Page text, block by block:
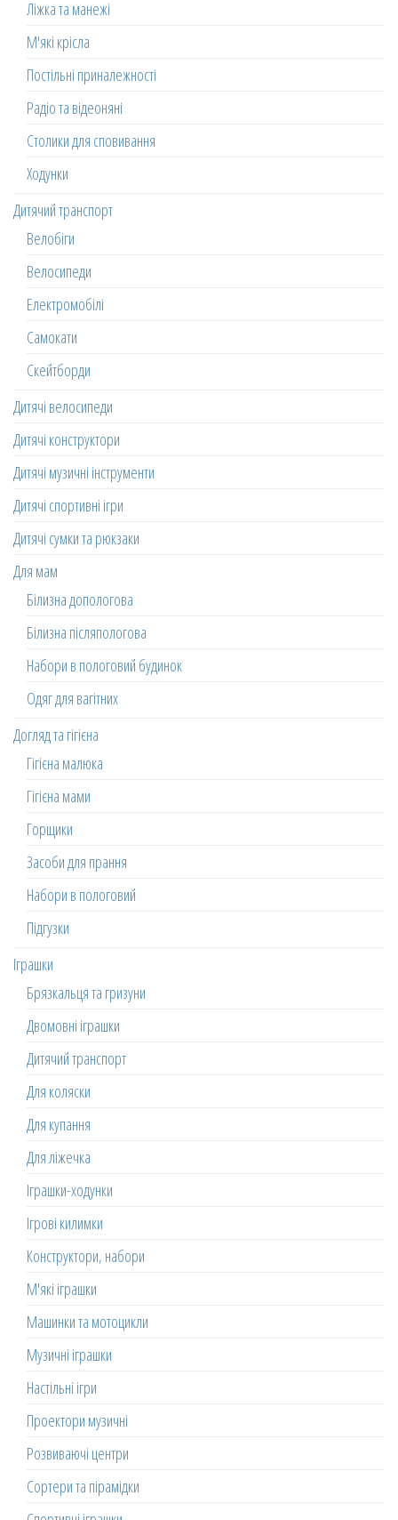
Ліжка та манежі
М'які крісла
Постільні приналежності
Радіо та відеоняні
Столики для сповивання
Ходунки
Дитячий транспорт
Велобіги
Велосипеди
Електромобілі
Самокати
Скейтборди
Дитячі велосипеди
Дитячі конструктори
Дитячі музичні інструменти
Дитячі спортивні ігри
Дитячі сумки та рюкзаки
Для мам
Білизна допологова
Білизна післяпологова
Набори в пологовий будинок
Одяг для вагітних
Догляд та гігієна
Гігієна малюка
Гігієна мами
Горщики
Засоби для прання
Набори в пологовий
Підгузки
Іграшки
Брязкальця та гризуни
Двомовні іграшки
Дитячий транспорт
Для коляски
Для купання
Для ліжечка
Іграшки-ходунки
Ігрові килимки
Конструктори, набори
М'які іграшки
Машинки та мотоцикли
Музичні іграшки
Настільні ігри
Проектори музичні
Розвиваючі центри
Сортери та пірамідки